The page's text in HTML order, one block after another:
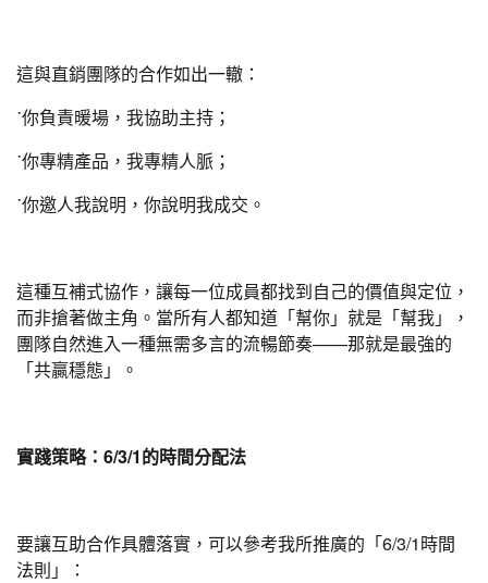
這與直銷團隊的合作如出一轍：
˙你負責暖場，我協助主持；
˙你專精產品，我專精人脈；
˙你邀人我說明，你說明我成交。
這種互補式協作，讓每一位成員都找到自己的價值與定位，
而非搶著做主角。當所有人都知道「幫你」就是「幫我」，
團隊自然進入一種無需多言的流暢節奏——那就是最強的
「共贏穩態」。
實踐策略：6/3/1的時間分配法
要讓互助合作具體落實，可以參考我所推廣的「6/3/1時間
法則」：